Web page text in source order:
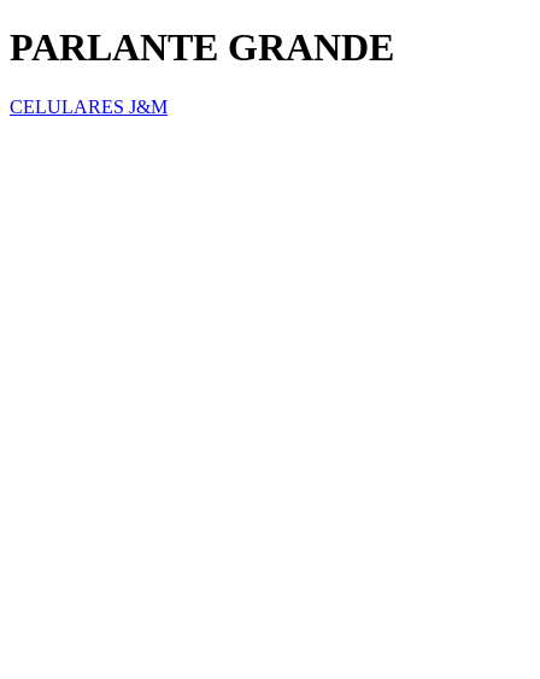
PARLANTE GRANDE
CELULARES J&M